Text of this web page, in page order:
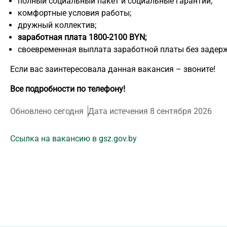
комфортные условия работы;
дружный коллектив;
заработная плата 1800-2100 BYN;
своевременная выплата заработной платы без
Если вас заинтересовала данная вакансия – звоните!
Все подробности по телефону!
Обновлено сегодня Дата истечения 8 сентября 2026
Ссылка на вакансию в gsz.gov.by